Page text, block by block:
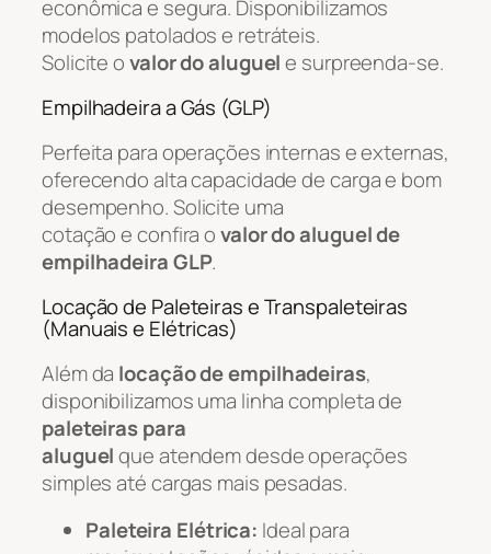
econômica e segura. Disponibilizamos
modelos patolados e retráteis.
Solicite ovalor do aluguele surpreenda-se.
Empilhadeira a Gás (GLP)
Perfeita para operações internas e externas,
oferecendo alta capacidade de carga e bom
desempenho. Solicite uma
cotação e confira ovalor do aluguel de
empilhadeira GLP.
Locação de Paleteiras e Transpaleteiras
(Manuais e Elétricas)
Além da locação de empilhadeiras,
disponibilizamos uma linha completa de
paleteiras para
aluguelque atendem desde operações
simples até cargas mais pesadas.
Paleteira Elétrica: Ideal para